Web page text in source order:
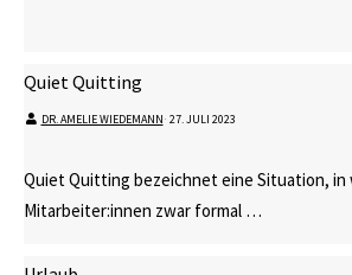
Quiet Quitting
DR. AMELIE WIEDEMANN⋅ 27. JULI 2023
Quiet Quitting bezeichnet eine Situation, in
Mitarbeiter:innen zwar formal …